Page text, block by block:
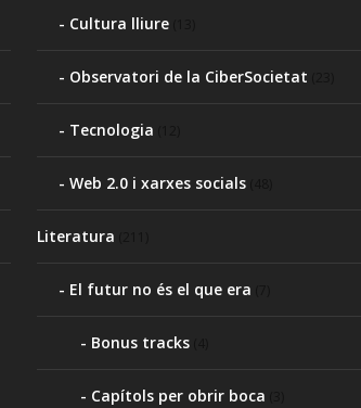
Cultura lliure
Observatori de la CiberSocietat
Tecnologia
Web 2.0 i xarxes socials
Literatura
El futur no és el que era
Bonus tracks
Capítols per obrir boca